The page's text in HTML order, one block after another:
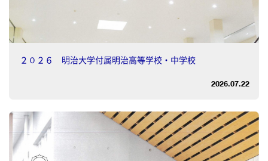
２０２６ 明治大学付属明治高等学校・中学校
2026.07.22